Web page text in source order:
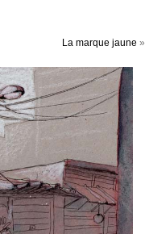
La marque jaune »